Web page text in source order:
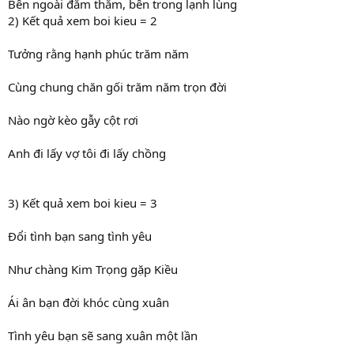
Bên ngoài đằm thắm, bên trong lạnh lùng
2) Kết quả xem boi kieu = 2
Tưởng rằng hạnh phúc trăm năm
Cùng chung chăn gối trăm năm trọn đời
Nào ngờ kèo gẫy cột rơi
Anh đi lấy vợ tôi đi lấy chồng
3) Kết quả xem boi kieu = 3
Đổi tình bạn sang tình yêu
Như chàng Kim Trọng gặp Kiều
Ái ân bạn đời khóc cùng xuân
Tình yêu bạn sẽ sang xuân một lần